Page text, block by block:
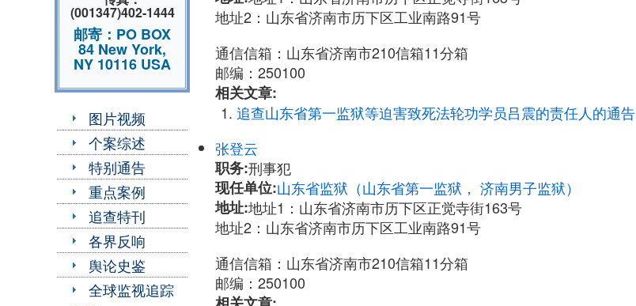
(001347)402-1444
邮寄：PO BOX
84 New York,
NY 10116 USA
图片视频
个案综述
特别通告
重点案例
追查特刊
各界反响
舆论史鉴
全球监视追踪
地址2：山东省济南市历下区工业南路91号
通信信箱：山东省济南市210信箱11分箱
邮编：250100
相关文章:
追查山东省第一监狱等迫害致死法轮功学员吕震的责任人的通告
张登云
职务:刑事犯
现任单位:山东省监狱（山东省第一监狱， 济南男子监狱）
地址:地址1：山东省济南市历下区正觉寺街163号
地址2：山东省济南市历下区工业南路91号
通信信箱：山东省济南市210信箱11分箱
邮编：250100